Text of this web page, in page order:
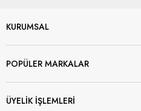
KURUMSAL
POPÜLER MARKALAR
ÜYELİK İŞLEMLERİ